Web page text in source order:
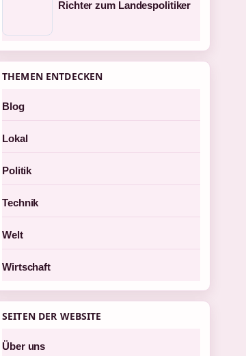
Richter zum Landespolitiker
THEMEN ENTDECKEN
Blog
Lokal
Politik
Technik
Welt
Wirtschaft
SEITEN DER WEBSITE
Über uns